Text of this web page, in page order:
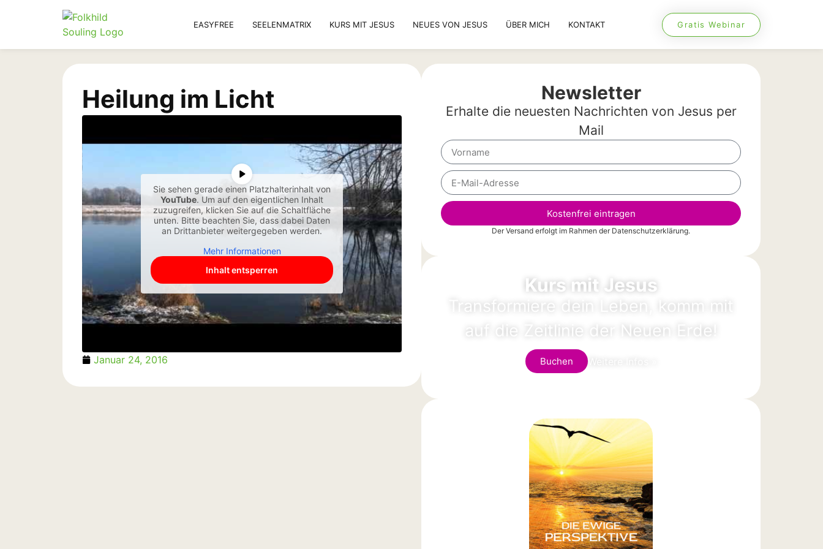
EASYFREE SEELENMATRIX KURS MIT JESUS NEUES VON JESUS ÜBER MICH KONTAKT Gratis Webinar
Heilung im Licht
Sie sehen gerade einen Platzhalterinhalt von
YouTube. Um auf den eigentlichen Inhalt
zuzugreifen, klicken Sie auf die Schaltfläche
unten. Bitte beachten Sie, dass dabei Daten
an Drittanbieter weitergegeben werden.
Mehr Informationen
Inhalt entsperren
Januar 24, 2016
Newsletter
Erhalte die neuesten Nachrichten von Jesus per
Mail
Kostenfrei eintragen
Alternative:Der Versand erfolgt im Rahmen der Datenschutzerklärung.
Kurs mit Jesus
Transformiere dein Leben, komm mit
auf die Zeitlinie der Neuen Erde!
Buchen Weitere Infos »